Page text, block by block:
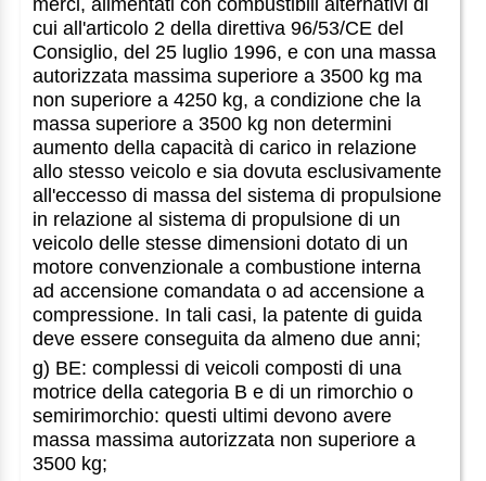
merci, alimentati con combustibili alternativi di
cui all'articolo 2 della direttiva 96/53/CE del
Consiglio, del 25 luglio 1996, e con una massa
autorizzata massima superiore a 3500 kg ma
non superiore a 4250 kg, a condizione che la
massa superiore a 3500 kg non determini
aumento della capacità di carico in relazione
allo stesso veicolo e sia dovuta esclusivamente
all'eccesso di massa del sistema di propulsione
in relazione al sistema di propulsione di un
veicolo delle stesse dimensioni dotato di un
motore convenzionale a combustione interna
ad accensione comandata o ad accensione a
compressione. In tali casi, la patente di guida
deve essere conseguita da almeno due anni;
g) BE: complessi di veicoli composti di una
motrice della categoria B e di un rimorchio o
semirimorchio: questi ultimi devono avere
massa massima autorizzata non superiore a
3500 kg;